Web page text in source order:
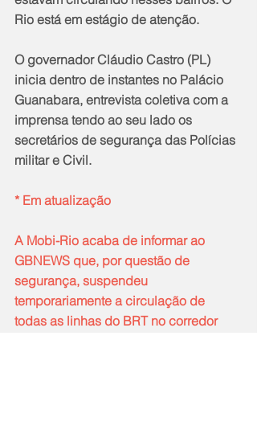
Rio está em estágio de atenção.
O governador Cláudio Castro (PL)
inicia dentro de instantes no Palácio
Guanabara, entrevista coletiva com a
imprensa tendo ao seu lado os
secretários de segurança das Polícias
militar e Civil.
* Em atualização
A Mobi-Rio acaba de informar ao
GBNEWS que, por questão de
segurança, suspendeu
temporariamente a circulação de
todas as linhas do BRT no corredor